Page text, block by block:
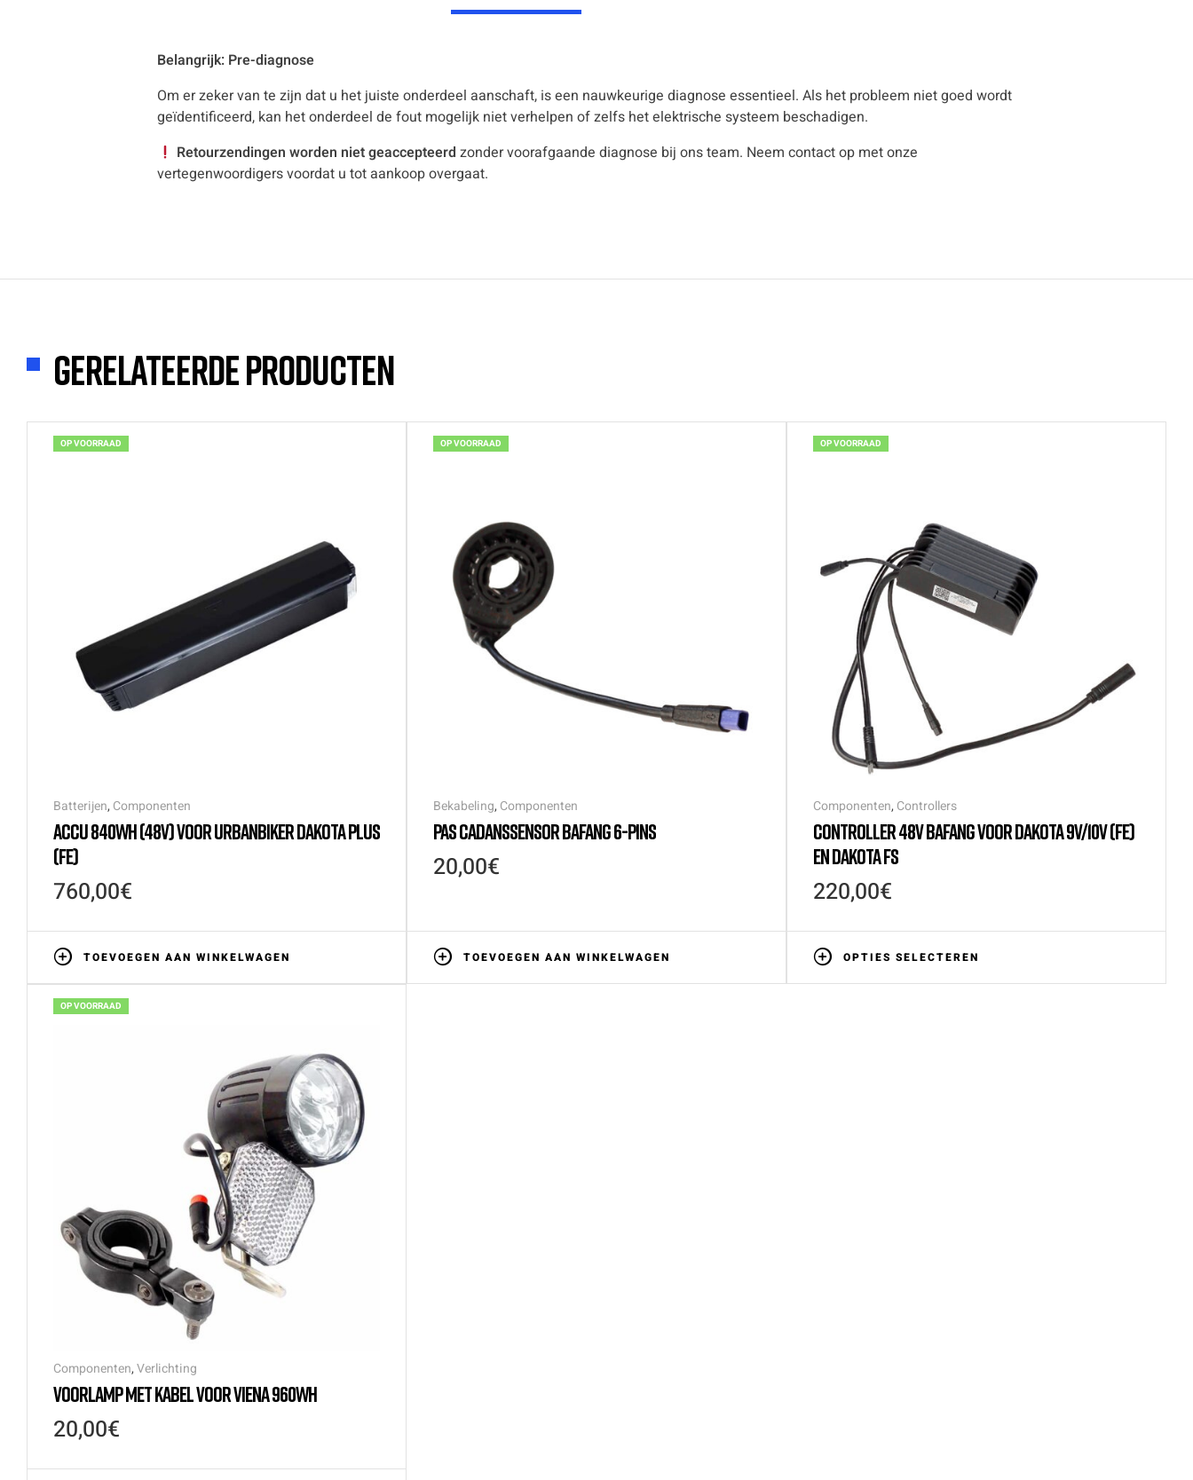
Belangrijk: Pre-diagnose
Om er zeker van te zijn dat u het juiste onderdeel aanschaft, is een nauwkeurige diagnose essentieel. Als het probleem niet goed wordt
geïdentificeerd, kan het onderdeel de fout mogelijk niet verhelpen of zelfs het elektrische systeem beschadigen.
Retourzendingen worden niet geaccepteerdzonder voorafgaande diagnose bij ons team. Neem contact op met onze
vertegenwoordigers voordat u tot aankoop overgaat.
Gerelateerde producten
OP VOORRAAD
Batterijen, Componenten
ACCU 840WH (48V) VOOR URBANBIKER DAKOTA PLUS
(FE)
760,00€
TOEVOEGEN AAN WINKELWAGEN
OP VOORRAAD
Bekabeling, Componenten
PAS CADANSSENSOR BAFANG 6-PINS
20,00€
TOEVOEGEN AAN WINKELWAGEN
OP VOORRAAD
Componenten, Controllers
CONTROLLER 48V BAFANG VOOR DAKOTA 9V/10V (FE)
EN DAKOTA FS
220,00€
OPTIES SELECTEREN
OP VOORRAAD
Componenten,Verlichting
VOORLAMP MET KABEL VOOR VIENA 960WH
20,00€